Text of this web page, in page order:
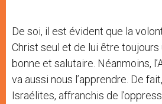
De soi, il est évident que la
Christ seul et de lui être toujours
bonne et salutaire. Néanmoins,
va aussi nous l’apprendre. De
Israélites, affranchis de